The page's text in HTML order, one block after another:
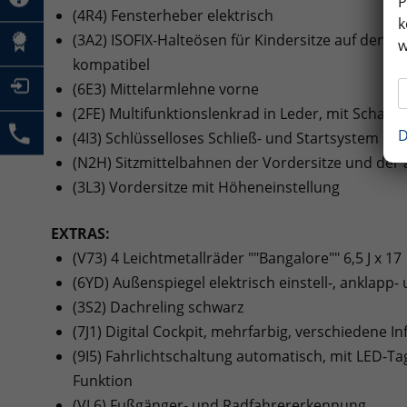
(4R4) Fensterheber elektrisch
(3A2) ISOFIX-Halteösen für Kindersitze auf den
kompatibel
(6E3) Mittelarmlehne vorne
(2FE) Multifunktionslenkrad in Leder, mit
(4I3) Schlüsselloses Schließ- und Startsystem
(N2H) Sitzmittelbahnen der Vordersitze und der
(3L3) Vordersitze mit Höheneinstellung
EXTRAS:
(V73) 4 Leichtmetallräder ""Bangalore"" 6,5 J x 17
(6YD) Außenspiegel elektrisch einstell-,
(3S2) Dachreling schwarz
(7J1) Digital Cockpit, mehrfarbig, verschiedene
(9I5) Fahrlichtschaltung automatisch, mit LED-
Funktion